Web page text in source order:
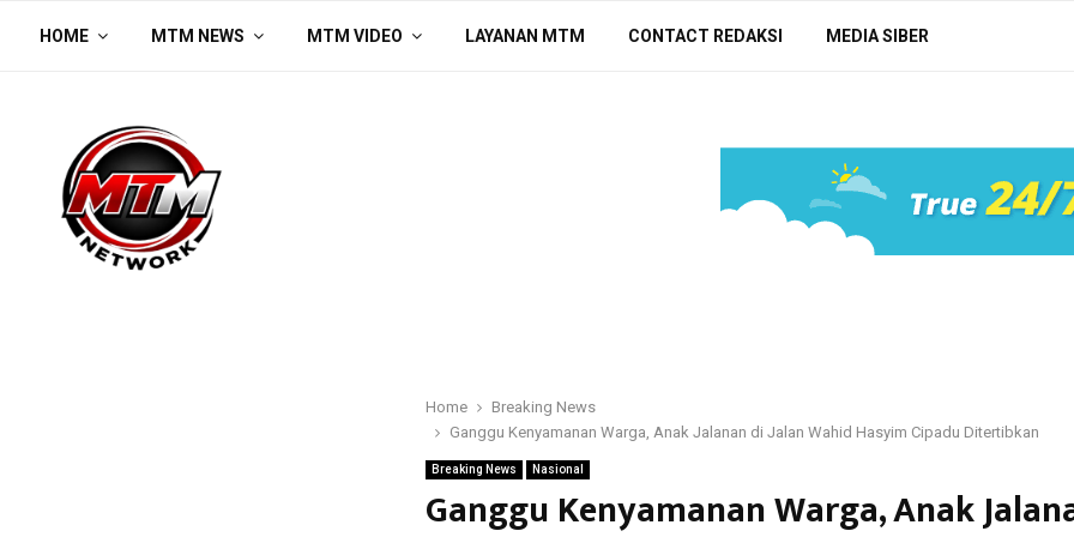
HOME MTM NEWS MTM VIDEO LAYANAN MTM CONTACT REDAKSI MEDIA SIBER
Home
Breaking News
Ganggu Kenyamanan Warga, Anak Jalanan di Jalan Wahid Hasyim Cipadu Ditertibkan
Breaking News Nasional
Ganggu Kenyamanan Warga, Anak